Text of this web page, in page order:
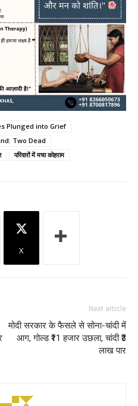
Plunged into Grief
Two Dead
परिवारों में मचा कोहराम
X
Next article
मोदी सरकार के फैसले से सोना-चांदी में
आग, गोल्ड ₹11 हजार उछला, चांदी ₹3
लाख पार